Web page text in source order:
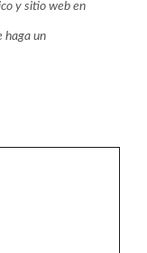
y sitio web en
haga un